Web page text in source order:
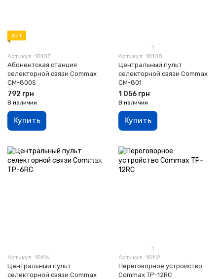
Хит
Артикул: 18107
Абонентская станция
селекторной связи Commax
CM-800S
792 грн
В наличии
Купить
1
Артикул: 18108
Центральный пульт
селекторной связи Commax
CM-801
1 056 грн
В наличии
Купить
Артикул: 18116
Центральный пульт
селекторной связи Commax
1
Артикул: 18112
Переговорное устройство
Commax TP-12RC